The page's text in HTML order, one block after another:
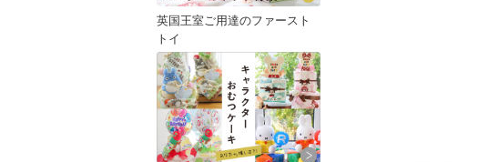
英国王室ご用達のファースト
トイ